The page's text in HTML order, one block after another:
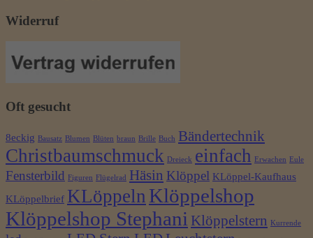
Widerruf
Oft gesucht
8eckig Bausatz Blumen Blüten braun Brille Buch Bändertechnik
Christbaumschmuck Dreieck einfach Erwachen Eule
Fensterbild Figuren Flügelrad Häsin Klöppel KLöppel-Kaufhaus
KLöppelbrief KLöppeln Klöppelshop
Klöppelshop Stephani Klöppelstern Kurrende